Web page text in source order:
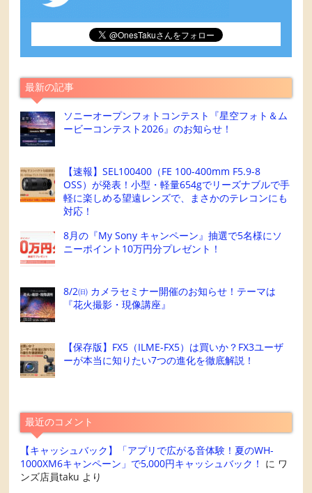
最新の記事
ソニーオープンフォトコンテスト『星空フォト＆ム
ービーコンテスト2026』のお知らせ！
【速報】SEL100400（FE 100-400mm F5.9-8
OSS）が発表！小型・軽量654gでリーズナブルで手
軽に楽しめる望遠レンズで、まさかのテレコンにも
対応！
8月の『My Sony キャンペーン』抽選で5名様にソ
ニーポイント10万円分プレゼント！
8/2㈰ カメラセミナー開催のお知らせ！テーマは
『花火撮影・現像講座』
【保存版】FX5（ILME-FX5）は買いか？FX3ユーザ
ーが本当に知りたい7つの進化を徹底解説！
最近のコメント
【キャッシュバック】「アプリで広がる音体験！夏のWH-
1000XM6キャンペーン」で5,000円キャッシュバック！ に ワ
ンズ店員taku より